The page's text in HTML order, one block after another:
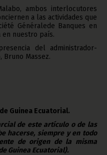
ambos interlocutores
a las actividades que
Généralede Banques en
en nuestro país.
del administrador-
Massez.
Guinea Ecuatorial.
de este artículo o de las
hacerse, siempre y en todo
de origen de la misma
Guinea Ecuatorial).